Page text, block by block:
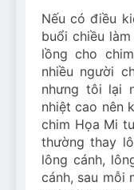
Nếu có điều
buổi chiều
lồng cho
nhiều người
nhưng tôi lại
nhiệt cao nên
chim Họa Mi
thường thay
lông cánh,
cánh, sau mỗi